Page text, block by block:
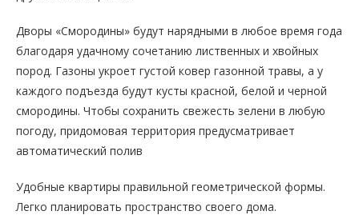
Дворы «Смородины» будут нарядными в любое время года
благодаря удачному сочетанию лиственных и хвойных
пород. Газоны укроет густой ковер газонной травы, а у
каждого подъезда будут кусты красной, белой и черной
смородины. Чтобы сохранить свежесть зелени в любую
погоду, придомовая территория предусматривает
автоматический полив
Удобные квартиры правильной геометрической формы.
Легко планировать пространство своего дома.